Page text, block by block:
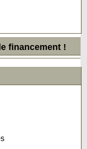
financement !